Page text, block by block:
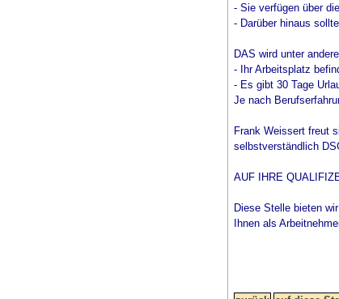
- Sie verfügen über
- Darüber hinaus
DAS wird unter
- Ihr Arbeitsplatz
- Es gibt 30 Tage
Je nach
Frank Weissert freut
selbstverständlich
AUF IHRE
Diese Stelle bieten
Ihnen als